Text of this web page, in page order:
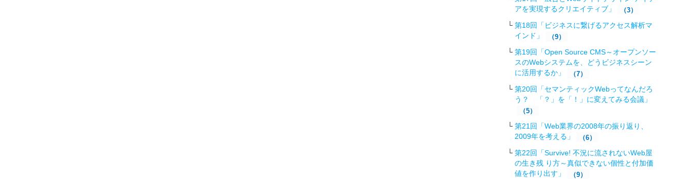
アを実現するクリエイティブ」
（3）
第18回「ビジネスに繋げるアクセス解析マ
インド」
（9）
第19回「Open Source CMS～オープンソー
スのWebシステムを、どうビジネスシーン
に活用するか」
（7）
第20回「セマンティックWebってなんだろ
う？ 「？」を「！」に変えてみる会議」
（5）
第21回「Web業界の2008年の振り返り、
2009年を考える」
（6）
第22回「Survive! 不況に流されないWeb屋
の生き残 り方～真似できない個性と付加価
値を作り出す」
（9）